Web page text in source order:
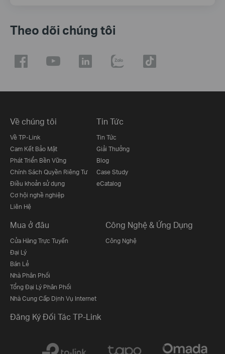
Theo dõi chúng tôi
Về chúng tôi
Về TP-Link
Cam Kết Bảo Mật
Phát Triển Bền Vững
Chính Sách Quyền Riêng Tư
Điều khoản sử dụng
Cơ hội nghề nghiệp
Liên Hệ
Tin Tức
Tin Tức
Giải Thưởng
Blog
Case Study
eCatalog
Mua ở đâu
Cửa Hàng Trực Tuyến
Đại Lý
Bán Lẻ
Nhà Phân Phối
Tổng Đại Lý Phân Phối
Nhà Cung Cấp Dịnh Vụ Internet
Công Nghệ & Ứng Dụng
Công Nghệ
Đăng Ký Đối Tác TP-Link